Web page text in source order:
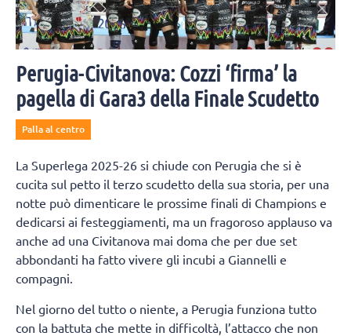
Perugia-Civitanova: Cozzi ‘firma’ la
pagella di Gara3 della Finale Scudetto
Palla al centro
La Superlega 2025-26 si chiude con Perugia che si è
cucita sul petto il terzo scudetto della sua storia, per una
notte può dimenticare le prossime finali di Champions e
dedicarsi ai festeggiamenti, ma un fragoroso applauso va
anche ad una Civitanova mai doma che per due set
abbondanti ha fatto vivere gli incubi a Giannelli e
compagni.
Nel giorno del tutto o niente, a Perugia funziona tutto
con la battuta che mette in difficoltà, l’attacco che non